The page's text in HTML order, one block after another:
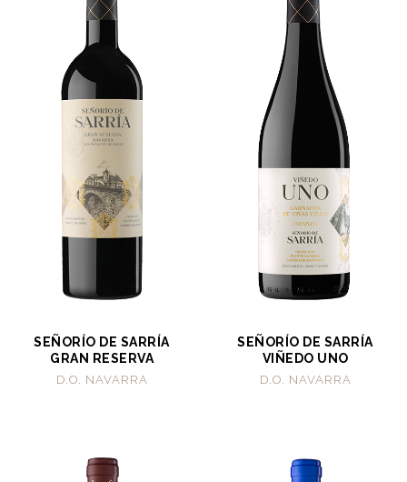
SEÑORÍO DE SARRÍA
GRAN RESERVA
D.O. NAVARRA
SEÑORÍO DE SARRÍA
VIÑEDO UNO
D.O. NAVARRA